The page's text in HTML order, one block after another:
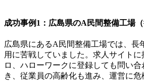
成功事例1：広島県のA民間整備工場（
広島県にあるA民間整備工場では、長
用に苦戦していました。求人サイト
ロ、ハローワークに登録しても問い
き、従業員の高齢化も進み、運営に